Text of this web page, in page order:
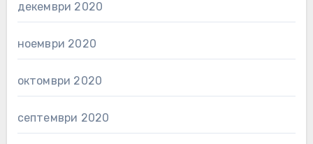
декември 2020
ноември 2020
октомври 2020
септември 2020